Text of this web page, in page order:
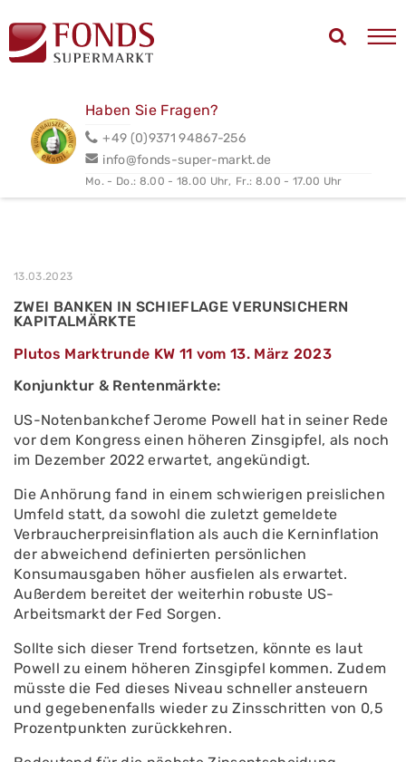
Haben Sie Fragen?
+49 (0)9371 94867-256
info@fonds-super-markt.de
Mo. - Do.: 8.00 - 18.00 Uhr, Fr.: 8.00 - 17.00 Uhr
13.03.2023
ZWEI BANKEN IN SCHIEFLAGE VERUNSICHERN
KAPITALMÄRKTE
Plutos Marktrunde KW 11 vom 13. März 2023
Konjunktur & Rentenmärkte:
US-Notenbankchef Jerome Powell hat in seiner Rede
vor dem Kongress einen höheren Zinsgipfel, als noch
im Dezember 2022 erwartet, angekündigt.
Die Anhörung fand in einem schwierigen preislichen
Umfeld statt, da sowohl die zuletzt gemeldete
Verbraucherpreisinflation als auch die Kerninflation
der abweichend definierten persönlichen
Konsumausgaben höher ausfielen als erwartet.
Außerdem bereitet der weiterhin robuste US-
Arbeitsmarkt der Fed Sorgen.
Sollte sich dieser Trend fortsetzen, könnte es laut
Powell zu einem höheren Zinsgipfel kommen. Zudem
müsste die Fed dieses Niveau schneller ansteuern
und gegebenenfalls wieder zu Zinsschritten von 0,5
Prozentpunkten zurückkehren.